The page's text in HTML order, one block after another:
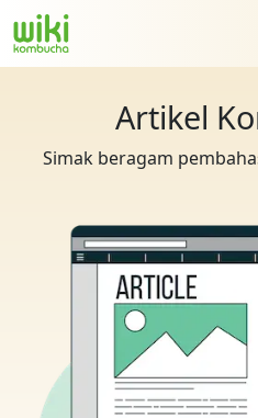
Artikel
Simak beragam